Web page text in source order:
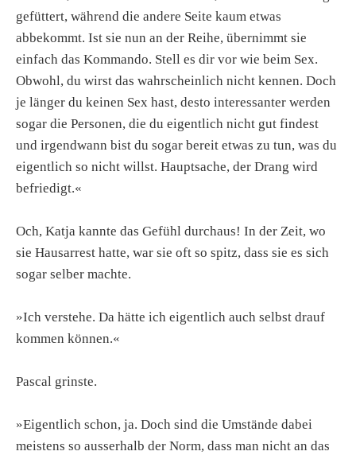
gefüttert, während die andere Seite kaum etwas
abbekommt. Ist sie nun an der Reihe, übernimmt sie
einfach das Kommando. Stell es dir vor wie beim Sex.
Obwohl, du wirst das wahrscheinlich nicht kennen. Doch
je länger du keinen Sex hast, desto interessanter werden
sogar die Personen, die du eigentlich nicht gut findest
und irgendwann bist du sogar bereit etwas zu tun, was du
eigentlich so nicht willst. Hauptsache, der Drang wird
befriedigt.«
Och, Katja kannte das Gefühl durchaus! In der Zeit, wo
sie Hausarrest hatte, war sie oft so spitz, dass sie es sich
sogar selber machte.
»Ich verstehe. Da hätte ich eigentlich auch selbst drauf
kommen können.«
Pascal grinste.
»Eigentlich schon, ja. Doch sind die Umstände dabei
meistens so ausserhalb der Norm, dass man nicht an das